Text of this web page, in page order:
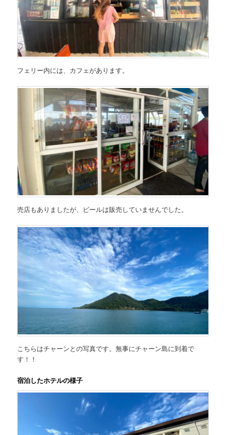
フェリー内には、カフェがあります。
売店もありましたが、ビールは販売していませんでした。
こちらはチャーンとの写真です。無事にチャーン島に到着で
す！！
宿泊したホテルの様子